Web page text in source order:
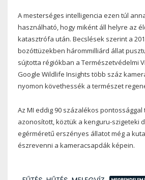
A mesterséges intelligencia ezen túl
használható, hogy miként áll helyre az
katasztrófa után. Becslések szerint a
bozóttüzekben hárommilliárd állat
sújtotta régiókban a Természetvédelmi
Google Wildlife Insights több száz
nyomon követhessék a természet
Az MI eddig 90 százalékos pontossággal
azonosított, köztük a kenguru-szigeteki
egérméretű erszényes állatot még a
észrevenni a kameracsapdák képein.